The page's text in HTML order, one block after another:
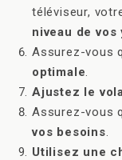
téléviseur,
niveau de vos
Assurez-vous
optimale
Ajustez le
Assurez-vous
vos besoins
Utilisez une